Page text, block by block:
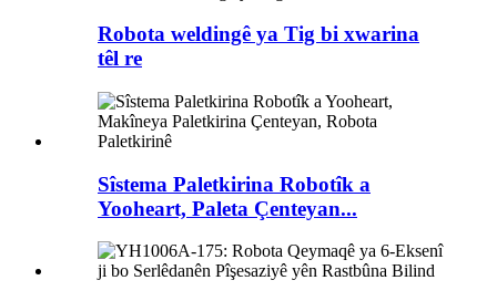
Robota weldingê ya Tig bi xwarina
têl re
Sîstema Paletkirina Robotîk a
Yooheart, Paleta Çenteyan...